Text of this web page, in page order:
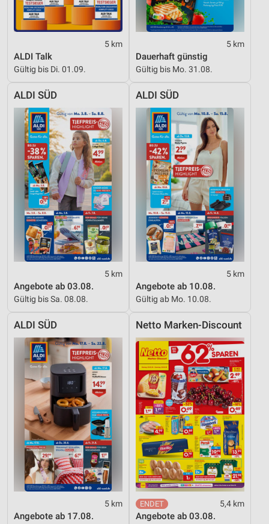
5 km
ALDI Talk
Gültig bis Di. 01.09.
5 km
Dauerhaft günstig
Gültig bis Mo. 31.08.
ALDI SÜD
5 km
Angebote ab 03.08.
Gültig bis Sa. 08.08.
ALDI SÜD
5 km
Angebote ab 10.08.
Gültig ab Mo. 10.08.
ALDI SÜD
5 km
Angebote ab 17.08.
Netto Marken-Discount
5,4 km
Angebote ab 03.08.